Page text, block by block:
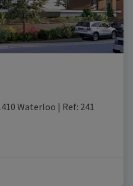
Waterloo | Ref: 241